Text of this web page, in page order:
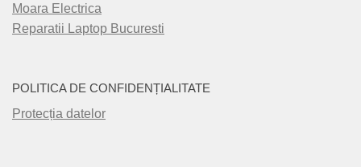
Moara Electrica
Reparatii Laptop Bucuresti
POLITICA DE CONFIDENȚIALITATE
Protecția datelor